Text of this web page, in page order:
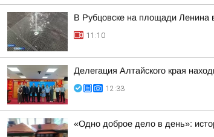
В Рубцовске на площади Ленина
11:10
Делегация Алтайского края
12:33
«Одно доброе дело в день»: